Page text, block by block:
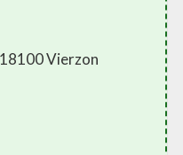
Vierzon